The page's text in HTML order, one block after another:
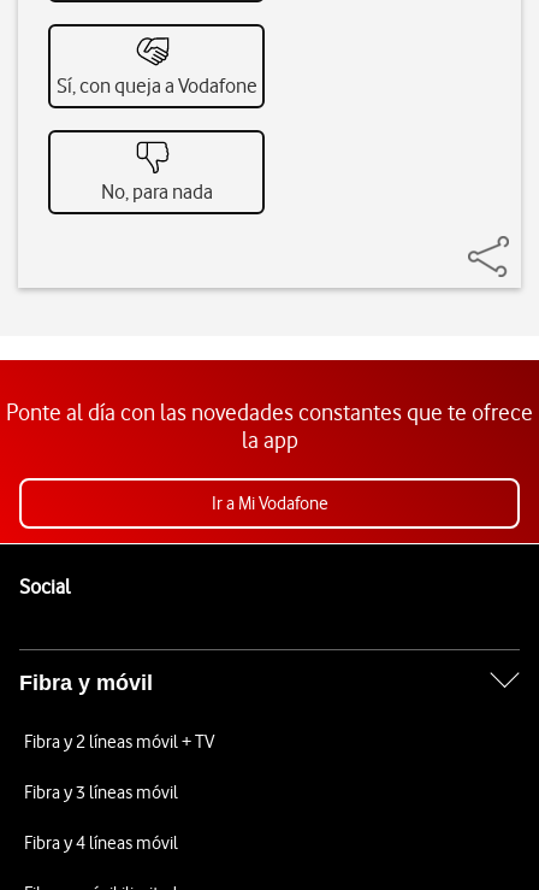
Sí, con queja a Vodafone
No, para nada
Ponte al día con las novedades constantes que te ofrece
la app
Ir a Mi Vodafone
SocialEnlaces a las redes sociales de Vodafone
Fibra y móvil
Fibra y 2 líneas móvil + TV
Fibra y 3 líneas móvil
Fibra y 4 líneas móvil